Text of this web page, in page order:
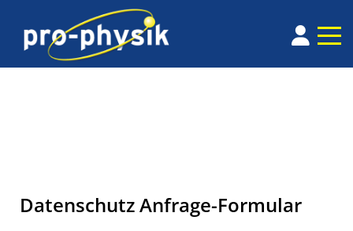
Datenschutz Anfrage-Formular